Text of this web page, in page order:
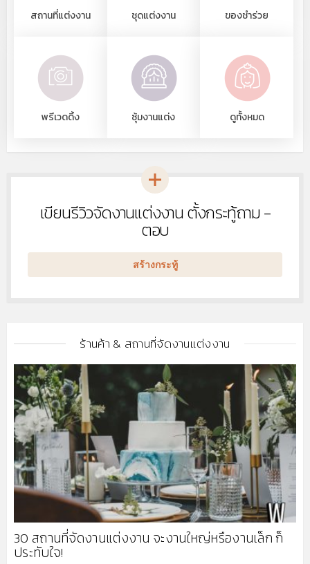
สถานที่แต่งงาน ชุดแต่งงาน ของชำร่วย
พรีเวดดิ้ง ซุ้มงานแต่ง ดูทั้งหมด
หัวข้อ
ใหม่เขียนรีวิวจัดงานแต่งงาน ตั้งกระทู้ถาม -
ตอบ
สร้างกระทู้
ร้านค้า & สถานที่จัดงานแต่งงาน
30 สถานที่จัดงานแต่งงาน จะงานใหญ่หรืองานเล็ก ก็
ประทับใจ!